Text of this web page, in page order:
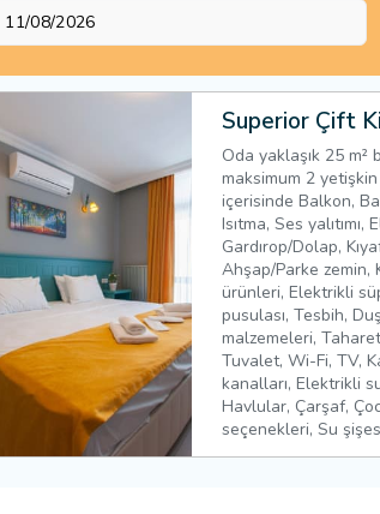
Superior Çift
Oda yaklaşık 25
maksimum 2
içerisinde Balkon,
Isıtma, Ses
Gardırop/Dolap,
Ahşap/Parke zemin,
ürünleri, Elektrikli
pusulası, Tesbih,
malzemeleri,
Tuvalet, Wi-Fi, TV,
kanalları, Elektrikli su
Havlular, Çarşaf,
seçenekleri, Su